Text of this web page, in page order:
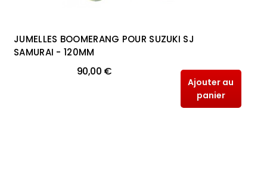
JUMELLES BOOMERANG POUR SUZUKI SJ
SAMURAI - 120MM
90,00 €
Ajouter au
panier